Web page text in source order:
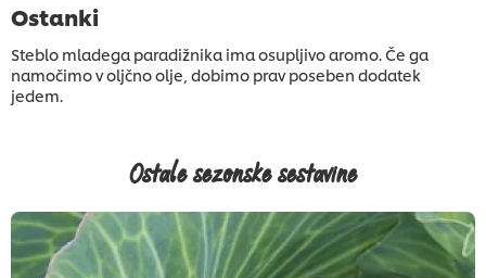
Ostanki
Steblo mladega paradižnika ima osupljivo aromo. Če ga
namočimo v oljčno olje, dobimo prav poseben dodatek
jedem.
Ostale sezonske sestavine